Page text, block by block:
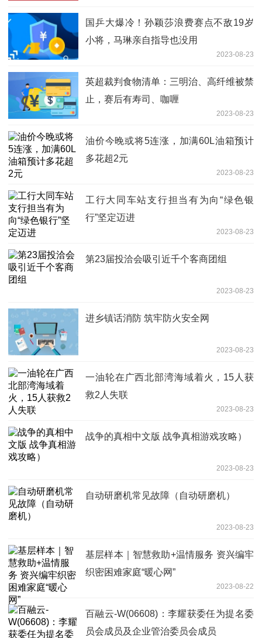
国乒大爆冷！孙颖莎浪费赛点不敌19岁
小将，马琳亲自指导也没用
2023-08-23
英超裁判食物清单：三明治、高纤维被禁
止，赛后有寿司、咖喱
2023-08-23
油价今晚或将5连涨，加满60L油箱预计
多花超2元
2023-08-23
工行大同车站支行担当有为向“绿色银
行”坚定迈进
2023-08-23
第23届投洽会吸引近千个客商团组
2023-08-23
进乡镇话消防 筑牢防火安全网
2023-08-23
一油轮在广西北部湾海域着火，15人获
救2人失联
2023-08-23
战争的真相中文版 战争真相游戏攻略）
2023-08-23
自动研磨机常见故障（自动研磨机）
2023-08-23
基层样本｜智慧救助+温情服务 资兴编牢
织密困难家庭“暖心网”
2023-08-22
百融云-W(06608)：李耀获委任为提名委
员会成员及企业管治委员会成员